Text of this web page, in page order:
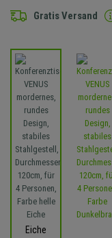
Gratis Versand
Eiche